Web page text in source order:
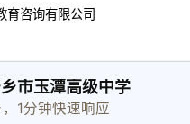
育咨询有限公司
市玉潭高级中学
1分钟快速响应